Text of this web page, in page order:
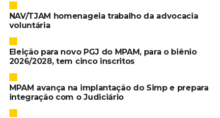
NAV/TJAM homenageia trabalho da advocacia
voluntária
Eleição para novo PGJ do MPAM, para o biênio
2026/2028, tem cinco inscritos
MPAM avança na implantação do Simp e prepara
integração com o Judiciário